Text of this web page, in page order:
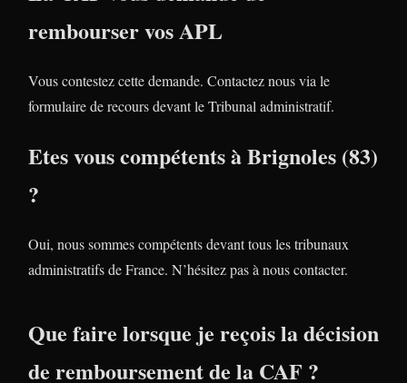
rembourser vos APL
Vous contestez cette demande. Contactez nous via le
formulaire de recours devant le Tribunal administratif.
Etes vous compétents à Brignoles (83)
?
Oui, nous sommes compétents devant tous les tribunaux
administratifs de France. N’hésitez pas à nous contacter.
Que faire lorsque je reçois la décision
de remboursement de la CAF ?